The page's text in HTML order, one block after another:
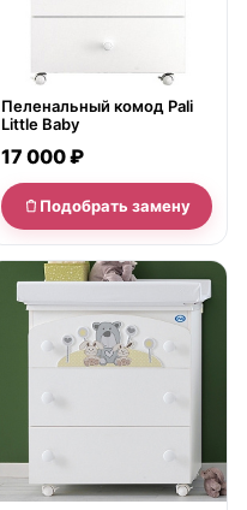
Пеленальный комод Pali
Little Baby
17 000 ₽
Подобрать замену
нет в продаже